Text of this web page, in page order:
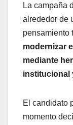
La campaña
alrededor de
pensamiento
modernizar
mediante
institucional
El candidato
momento